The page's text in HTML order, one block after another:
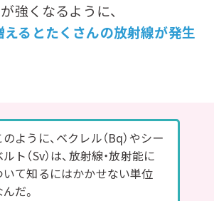
強くなるように、
るとたくさんの放射線が発生
のように、ベクレル（Bq）やシー
ト（Sv）は、放射線・放射能に
いて知るにはかかせない単位
だ。